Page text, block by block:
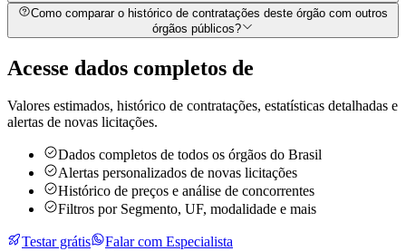
Como comparar o histórico de contratações deste órgão com outros
órgãos públicos?
Acesse dados completos de
Valores estimados, histórico de contratações, estatísticas detalhadas e
alertas de novas licitações.
Dados completos de todos os órgãos do Brasil
Alertas personalizados de novas licitações
Histórico de preços e análise de concorrentes
Filtros por Segmento, UF, modalidade e mais
Testar grátis
Falar com Especialista